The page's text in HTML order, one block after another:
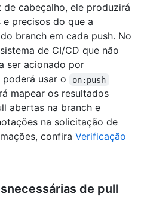
cabeçalho, ele produzirá
precisos do que a
branch em cada push. No
de CI/CD que não
ser acionado por
usar o
on:push
mapear os resultados
abertas na branch e
na solicitação de
confira Verificação
de pull